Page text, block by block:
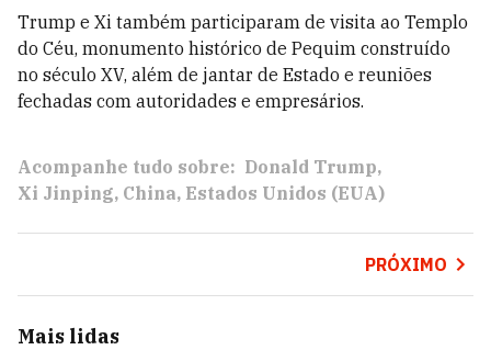
Trump e Xi também participaram de visita ao Templo
do Céu, monumento histórico de Pequim construído
no século XV, além de jantar de Estado e reuniões
fechadas com autoridades e empresários.
Acompanhe tudo sobre: Donald Trump
Xi Jinping China Estados Unidos (EUA)
PRÓXIMO
Mais lidas